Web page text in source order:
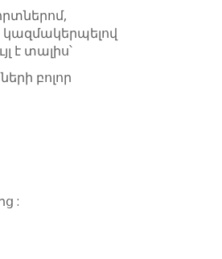
է տալիս՝
բոլոր
: